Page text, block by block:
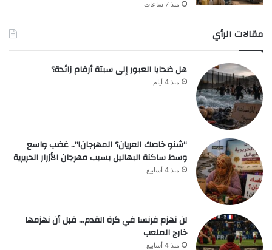
منذ 7 ساعات
مقالات الرأي
هل ضحايا العبور إلى سبتة أرقام زائدة؟
منذ 4 أيام
“شنو خاصك العريان؟ المهرجان!”.. غضب واسع
وسط ساكنة البهاليل بسبب مهرجان الأزرار الحريرية
منذ 4 أسابيع
لن نهزم فرنسا في كرة القدم… قبل أن نهزمها
خارج الملعب
منذ 4 أسابيع